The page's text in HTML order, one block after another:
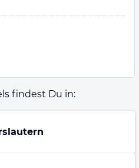
findest Du in: